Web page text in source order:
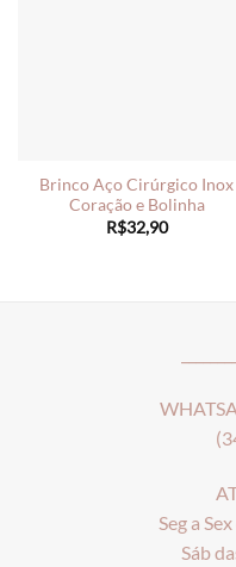
Brinco Aço Cirúrgico Inox
Coração e Bolinha
R$32,90
Seg a
Sáb